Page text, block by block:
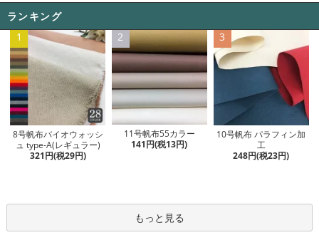
ランキング
1
8号帆布バイオウォッシ
ュ type-A(レギュラー)
321円(税29円)
2
11号帆布55カラー
141円(税13円)
3
10号帆布 パラフィン加
工
248円(税23円)
もっと見る